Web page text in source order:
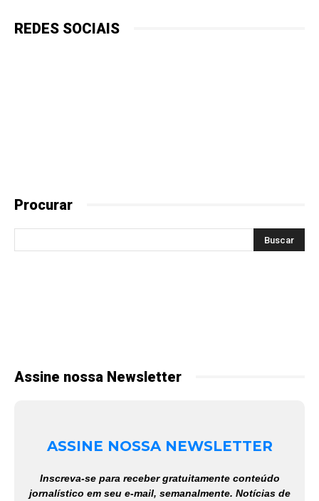
REDES SOCIAIS
Procurar
Assine nossa Newsletter
ASSINE NOSSA NEWSLETTER
Inscreva-se para receber gratuitamente conteúdo
jornalístico em seu e-mail, semanalmente. Notícias de